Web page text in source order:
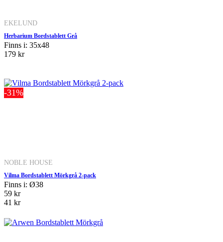
EKELUND
Herbarium Bordstablett Grå
Finns i: 35x48
179 kr
-31%
NOBLE HOUSE
Vilma Bordstablett Mörkgrå 2-pack
Finns i: Ø38
59 kr
41 kr